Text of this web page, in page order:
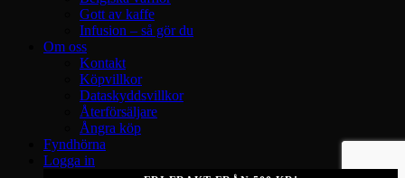
Gott av kaffe
Infusion – så gör du
Om oss
Kontakt
Köpvillkor
Dataskyddsvillkor
Återförsäljare
Ångra köp
Fyndhörna
Logga in